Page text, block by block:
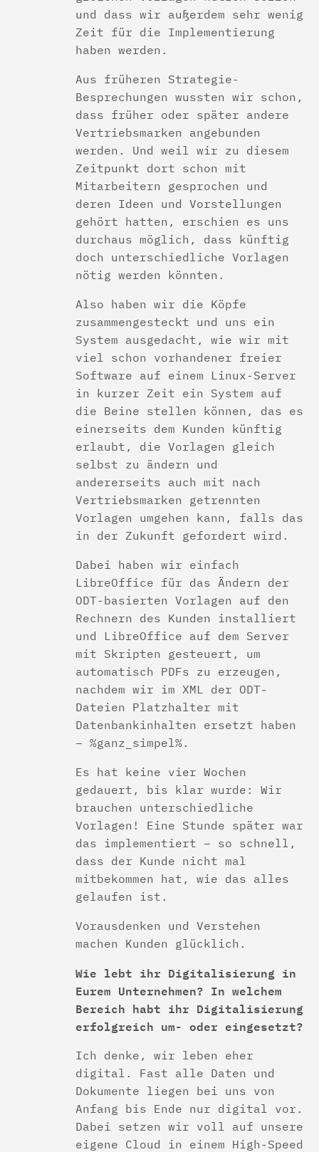
und dass wir außerdem sehr wenig
Zeit für die Implementierung
haben werden.
Aus früheren Strategie-
Besprechungen wussten wir schon,
dass früher oder später andere
Vertriebsmarken angebunden
werden. Und weil wir zu diesem
Zeitpunkt dort schon mit
Mitarbeitern gesprochen und
deren Ideen und Vorstellungen
gehört hatten, erschien es uns
durchaus möglich, dass künftig
doch unterschiedliche Vorlagen
nötig werden könnten.
Also haben wir die Köpfe
zusammengesteckt und uns ein
System ausgedacht, wie wir mit
viel schon vorhandener freier
Software auf einem Linux-Server
in kurzer Zeit ein System auf
die Beine stellen können, das es
einerseits dem Kunden künftig
erlaubt, die Vorlagen gleich
selbst zu ändern und
andererseits auch mit nach
Vertriebsmarken getrennten
Vorlagen umgehen kann, falls das
in der Zukunft gefordert wird.
Dabei haben wir einfach
LibreOffice für das Ändern der
ODT-basierten Vorlagen auf den
Rechnern des Kunden installiert
und LibreOffice auf dem Server
mit Skripten gesteuert, um
automatisch PDFs zu erzeugen,
nachdem wir im XML der ODT-
Dateien Platzhalter mit
Datenbankinhalten ersetzt haben
– %ganz_simpel%.
Es hat keine vier Wochen
gedauert, bis klar wurde: Wir
brauchen unterschiedliche
Vorlagen! Eine Stunde später war
das implementiert – so schnell,
dass der Kunde nicht mal
mitbekommen hat, wie das alles
gelaufen ist.
Vorausdenken und Verstehen
machen Kunden glücklich.
Wie lebt ihr Digitalisierung in
Eurem Unternehmen? In welchem
Bereich habt ihr Digitalisierung
erfolgreich um- oder eingesetzt?
Ich denke, wir leben eher
digital. Fast alle Daten und
Dokumente liegen bei uns von
Anfang bis Ende nur digital vor.
Dabei setzen wir voll auf unsere
eigene Cloud in einem High-Speed